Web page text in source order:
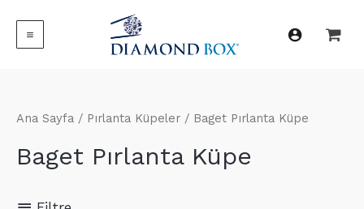
MAIN
Ana Sayfa / Pırlanta Küpeler / Baget Pırlanta Küpe
Baget Pırlanta Küpe